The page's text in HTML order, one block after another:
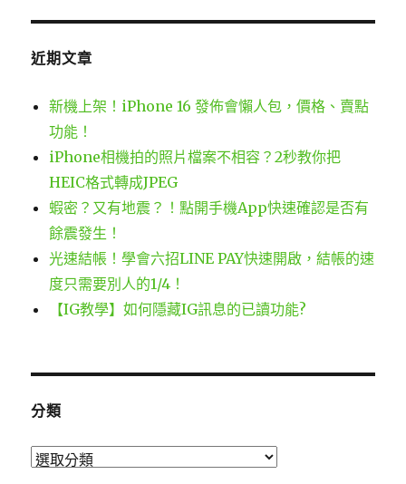
近期文章
新機上架！iPhone 16 發佈會懶人包，價格、賣點
功能！
iPhone相機拍的照片檔案不相容？2秒教你把
HEIC格式轉成JPEG
蝦密？又有地震？！點開手機App快速確認是否有
餘震發生！
光速結帳！學會六招LINE PAY快速開啟，結帳的速
度只需要別人的1/4！
【IG教學】如何隱藏IG訊息的已讀功能?
分類
分